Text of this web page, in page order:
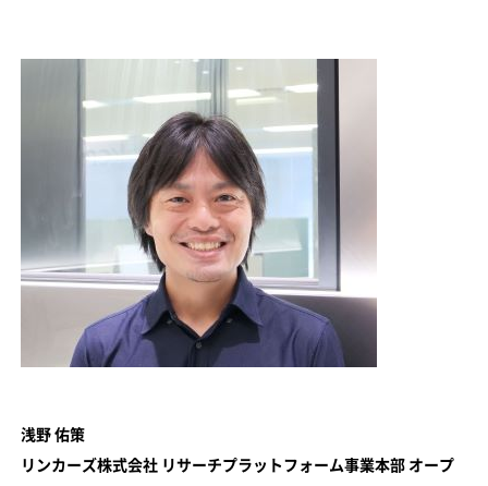
浅野 佑策
リンカーズ株式会社 リサーチプラットフォーム事業本部 オープ